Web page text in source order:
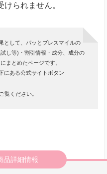
られません。
として、パッとブレスマイルの
し等)・割引情報・成分、成分の
まとめたページです。
にある公式サイトボタン
覧ください。
品詳細情報